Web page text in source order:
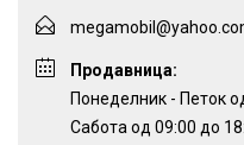
Продавница:
Понеделник - Петок
Сабота од 09:00 до